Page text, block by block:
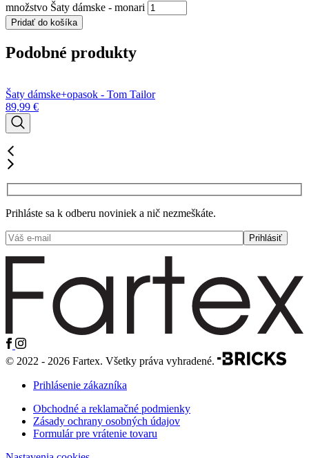
množstvo Šaty dámske - monari
Pridať do košíka
Podobné produkty
Šaty dámske+opasok - Tom Tailor
89,99 €
Prihláste sa k odberu noviniek a nič nezmeškáte.
© 2022 - 2026 Fartex. Všetky práva vyhradené.
Prihlásenie zákazníka
Obchodné a reklamačné podmienky
Zásady ochrany osobných údajov
Formulár pre vrátenie tovaru